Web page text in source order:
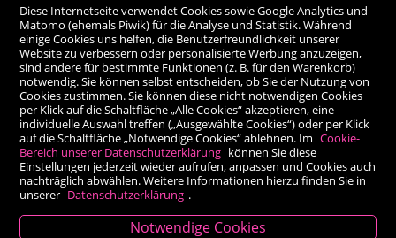
Diese Internetseite verwendet Cookies sowie Google Analytics und
Matomo (ehemals Piwik) für die Analyse und Statistik. Während
einige Cookies uns helfen, die Benutzerfreundlichkeit unserer
Website zu verbessern oder personalisierte Werbung anzuzeigen,
sind andere für bestimmte Funktionen (z. B. für den Warenkorb)
notwendig. Sie können selbst entscheiden, ob Sie der Nutzung von
Cookies zustimmen. Sie können diese nicht notwendigen Cookies
per Klick auf die Schaltfläche „Alle Cookies“ akzeptieren, eine
individuelle Auswahl treffen („Ausgewählte Cookies“) oder per Klick
auf die Schaltfläche „Notwendige Cookies“ ablehnen. Im Cookie-
Bereich unserer Datenschutzerklärung können Sie diese
Einstellungen jederzeit wieder aufrufen, anpassen und Cookies auch
nachträglich abwählen. Weitere Informationen hierzu finden Sie in
unserer Datenschutzerklärung .
Notwendige Cookies